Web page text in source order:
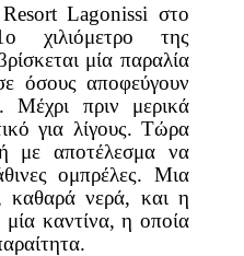
ResortLagonissiστο
χιλιόμετρο της
μία παραλία
όσους αποφεύγουν
Μέχρι πριν μερικά
για λίγους. Τώρα
με αποτέλεσμα να
ομπρέλες. Μια
καθαρά νερά, και η
μία καντίνα, η οποία